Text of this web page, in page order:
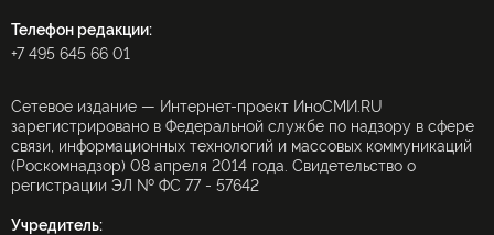
Телефон редакции:
+7 495 645 66 01
Сетевое издание — Интернет-проект ИноСМИ.RU
зарегистрировано в Федеральной службе по надзору в сфере
связи, информационных технологий и массовых коммуникаций
(Роскомнадзор) 08 апреля 2014 года. Свидетельство о
регистрации ЭЛ № ФС 77 - 57642
Учредитель: